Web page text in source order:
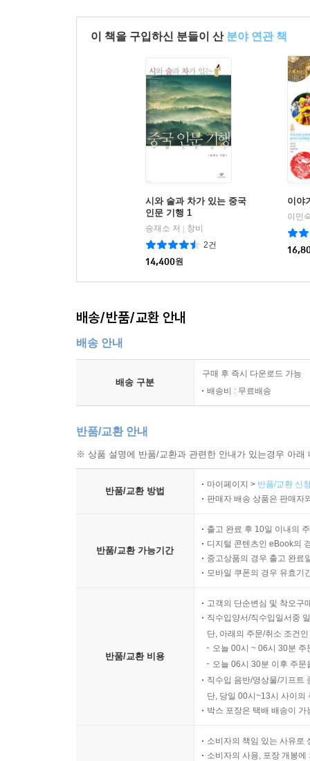
인간이 다년생 식물인 아스파라거스를 먹기 시
윗부분에 그림이나 조각으로 장식하는 것)에 제
최음 효과가 있는 식품이라는 말을 덧붙였다. 고
냉동 보관했다가 축제에 사용했다.
솟아오르는 아스파라거스는 오랜 세월 동서양
『아낭가 랑가Ananga Ranga』라는 성 교본에도
아스파라거스는 칼로리가 낮고 비타민과 미네
세상을 보려했다. 식욕이란 본능 앞에서 종교가
기쁨을 누리고, 비로소 신앙인의 의무를 다한 듯 느
금식일에 육류 섭취 금지는 인간의 욕망 절제로
없었다. 문제가 있으면 해결책도 있다. 유럽인들
물 반 청어 반의 보고였다. 청어는 주요한 교역
물고기가 어제의 빈국을 오늘의 부국으로 만들었다.
채식주의자인 저자는 자신이 “60여 년 나름대
전문가”라고 말한다. 육류와 생선요리는 그에
파스타, 강릉 장칼국수, 이슬람권의 머리가 하
에스프레소는 그에게 영혼의 위안이다. 이 책은
이 책을 구입하신 분들이 산 분야 연관 책
시와 술과 차가 있는 중국
인문 기행 1
송재소 저 | 창비
2건
14,400원
이야
이민
배송/반품/교환 안내
배송 안내
배송 구분
구매 후 즉시 다운로드 가능
배송비 : 무료배송
반품/교환 안내
※ 상품 설명에 반품/교환과 관련한 안내가 있는경우 아
반품/교환 방법
마이페이지 > 반품/교환 신
판매자 배송 상품은 판매자
반품/교환 가능기간
출고 완료 후 10일 이내의
디지털 콘텐츠인 eBook의
중고상품의 경우 출고 완료
모바일 쿠폰의 경우 유효기
반품/교환 비용
고객의 단순변심 및 착오구
직수입양서/직수입일서중
단, 아래의 주문/취소 조건
오늘 00시 ~ 06시 30분
오늘 06시 30분 이후 주
직수입 음반/영상물/기프트
단, 당일 00시~13시 사이의
박스 포장은 택배 배송이
소비자의 책임 있는 사유로
소비자의 사용, 포장 개봉